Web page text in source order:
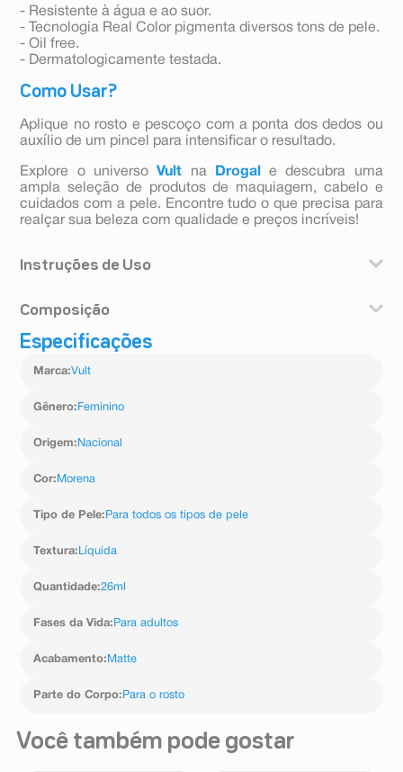
- Resistente à água e ao suor.
- Tecnologia Real Color pigmenta diversos tons de pele.
- Oil free.
- Dermatologicamente testada.
Como Usar?
Aplique no rosto e pescoço com a ponta dos dedos ou
auxílio de um pincel para intensificar o resultado.
Explore o universoVult na Drogal
e descubra uma
ampla seleção de produtos de maquiagem, cabelo e
cuidados com a pele. Encontre tudo o que precisa para
realçar sua beleza com qualidade e preços incríveis!
Instruções de Uso
auxílio de um pincel para intensificar o resultado.
Composição
Água; Isododecano; Triglicerídeo caprílico/cáprico;
isononila; Óxido de zinco; Gluconolactona;
polietilenoglicol/polipropilenoglicol-10/1 dimeticona;
Lauroil lisina; Isoestearato de poliglicerila-4; Cloreto de
silício; Hialuronato de sódio; Goma de acacia senegal;
Gliconato de cálcio; Polietilenoglicol-10 éter de álcool
potássio; Ácido láctico; Edetato de sódio. [+/-: Dióxido
vermelho; Óxido de ferro preto].
Especificações
Marca:Vult
Gênero: Feminino
Origem: Nacional
Cor: Morena
Tipo de Pele: Para todos os tipos de pele
Textura: Líquida
Quantidade:26ml
Fases da Vida: Para adultos
Acabamento: Matte
Parte do Corpo: Para o rosto
Você também pode gostar